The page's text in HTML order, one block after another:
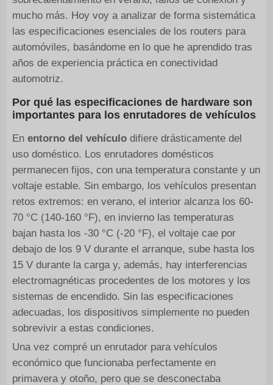
mucho más. Hoy voy a analizar de forma sistemática
las especificaciones esenciales de los routers para
automóviles, basándome en lo que he aprendido tras
años de experiencia práctica en conectividad
automotriz.
Por qué las especificaciones de hardware son
importantes para los enrutadores de vehículos
En entorno del vehículodifiere drásticamente del
uso doméstico. Los enrutadores domésticos
permanecen fijos, con una temperatura constante y un
voltaje estable. Sin embargo, los vehículos presentan
retos extremos: en verano, el interior alcanza los 60-
70 °C (140-160 °F), en invierno las temperaturas
bajan hasta los -30 °C (-20 °F), el voltaje cae por
debajo de los 9 V durante el arranque, sube hasta los
15 V durante la carga y, además, hay interferencias
electromagnéticas procedentes de los motores y los
sistemas de encendido. Sin las especificaciones
adecuadas, los dispositivos simplemente no pueden
sobrevivir a estas condiciones.
Una vez compré un enrutador para vehículos
económico que funcionaba perfectamente en
primavera y otoño, pero que se desconectaba